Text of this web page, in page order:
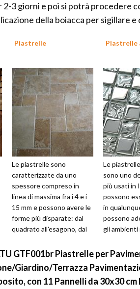
2-3 giorni e poi si potrà procedere
della boiacca per sigillare
Piastrelle
Le piastrelle sono
caratterizzate da uno
spessore compreso in
linea di massima fra i 4 e i
15 mm e possono avere le
forme più disparate: dal
quadrato all'esagono, dal
Talvolta può...
Piastrelle
Le
sono uno
più usati in
possono
in
possono
gli
GTF001br Piastrelle per
Giardino/Terrazza
con 11 Pannelli da 30x30